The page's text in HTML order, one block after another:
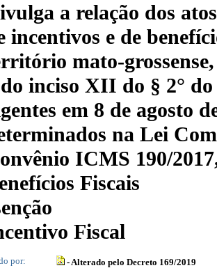
a relação dos
incentivos e de
mato-
inciso XII do § 2°
em 8 de agosto
na Lei
ICMS 190/
Fiscais
Fiscal
por:
- Alterado pelo Decreto 169/2019